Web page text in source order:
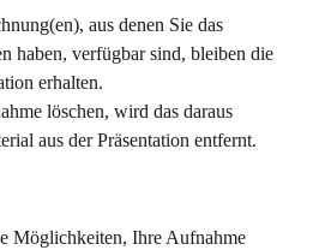
aus denen Sie das
haben, verfügbar sind, bleiben die
erhalten.
löschen, wird das daraus
aus der Präsentation entfernt.
Möglichkeiten, Ihre Aufnahme